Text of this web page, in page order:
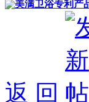
美满卫浴专利产
返 回